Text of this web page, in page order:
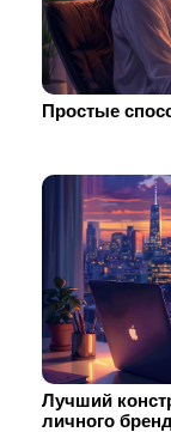
Простые
Лучший
личного